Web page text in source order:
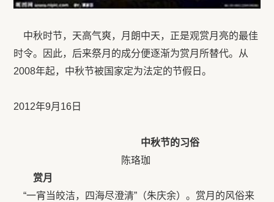
中秋时节，天高气爽，月朗中天，正是观赏月亮的最佳
时令。因此，后来祭月的成分便逐渐为赏月所替代。从
2008年起，中秋节被国家定为法定的节假日。
2012年9月16日
中秋节的习俗
陈珞珈
赏月
“一宵当皎洁，四海尽澄清”（朱庆余）。赏月的风俗来